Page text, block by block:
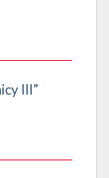
III”